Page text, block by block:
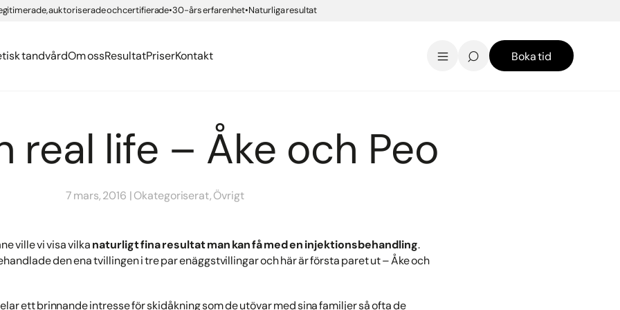
auktoriserade och certifierade 30-års erfarenhet Naturliga resultat
IPL
tandvård
med compositematerial
Brilliant SmileOm ossResultatPriserKontakt
KontaktEnglish
Boka tid
real life – Åke och Peo
7 mars, 2016 Okategoriserat, Övrigt
ville vi visa vilkanaturligt fina resultat man kan få med en injektionsbehandling.
den ena tvillingen i tre par enäggstvillingar och här är första paret ut – Åke och
ett brinnande intresse för skidåkning som de utövar med sina familjer så ofta de